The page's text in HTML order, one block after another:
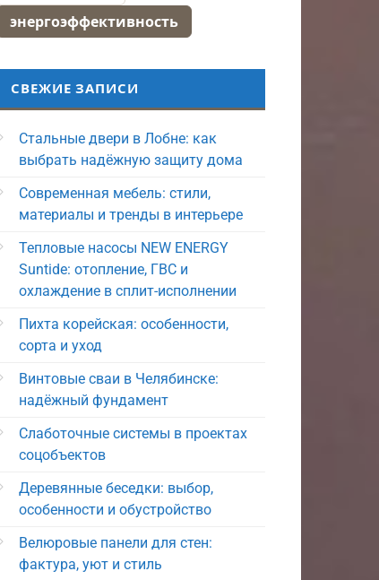
энергоэффективность
СВЕЖИЕ ЗАПИСИ
Стальные двери в Лобне: как
выбрать надёжную защиту дома
Современная мебель: стили,
материалы и тренды в интерьере
Тепловые насосы NEW ENERGY
Suntide: отопление, ГВС и
охлаждение в сплит-исполнении
Пихта корейская: особенности,
сорта и уход
Винтовые сваи в Челябинске:
надёжный фундамент
Слаботочные системы в проектах
соцобъектов
Деревянные беседки: выбор,
особенности и обустройство
Велюровые панели для стен:
фактура, уют и стиль